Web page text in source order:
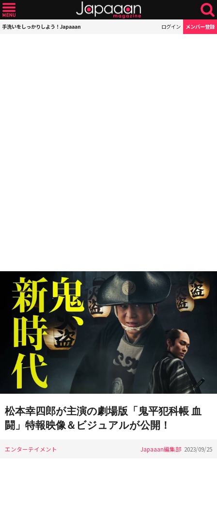
手洗いをしっかりしよう！Japaaan ログイン メンバー登録
松本幸四郎が主演の劇場版「鬼平犯科帳 血
闘」特報映像＆ビジュアルが公開！
エンターテイメント Japaaan編集部 2023/09/25